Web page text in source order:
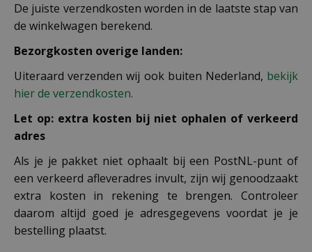
De juiste verzendkosten worden in de laatste stap van
de winkelwagen berekend.
Bezorgkosten overige landen:
Uiteraard verzenden wij ook buiten Nederland, bekijk
hier de verzendkosten.
Let op: extra kosten bij niet ophalen of verkeerd
adres
Als je je pakket niet ophaalt bij een PostNL-punt of
een verkeerd afleveradres invult, zijn wij genoodzaakt
extra kosten in rekening te brengen. Controleer
daarom altijd goed je adresgegevens voordat je je
bestelling plaatst.